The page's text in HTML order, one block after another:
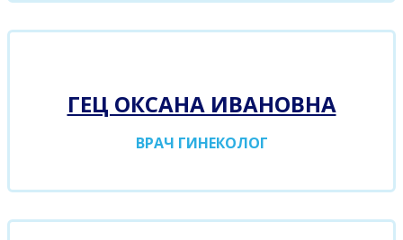
ГЕЦ ОКСАНА ИВАНОВНА
ВРАЧ ГИНЕКОЛОГ